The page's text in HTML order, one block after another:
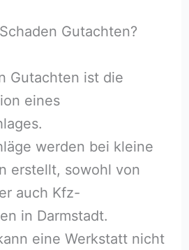
Gutachten?
Gutachten ist die
eines
werden bei kleine
erstellt, sowohl von
auch Kfz-
in Darmstadt.
eine Werkstatt nicht